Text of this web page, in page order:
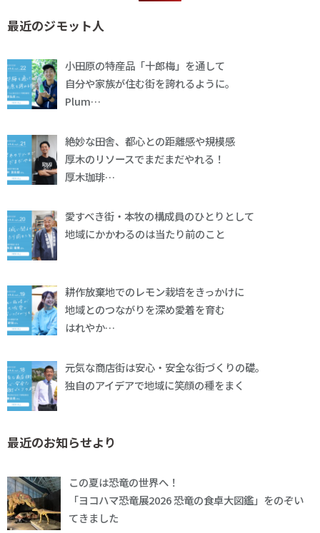
最近のジモット人
小田原の特産品「十郎梅」を通して
自分や家族が住む街を誇れるように。
Plum…
絶妙な田舎、都心との距離感や規模感
厚木のリソースでまだまだやれる！
厚木珈琲…
愛すべき街・本牧の構成員のひとりとして
地域にかかわるのは当たり前のこと
耕作放棄地でのレモン栽培をきっかけに
地域とのつながりを深め愛着を育む
はれやか…
元気な商店街は安心・安全な街づくりの礎。
独自のアイデアで地域に笑顔の種をまく
最近のお知らせより
この夏は恐竜の世界へ！
「ヨコハマ恐竜展2026 恐竜の食卓大図鑑」をのぞい
てきました